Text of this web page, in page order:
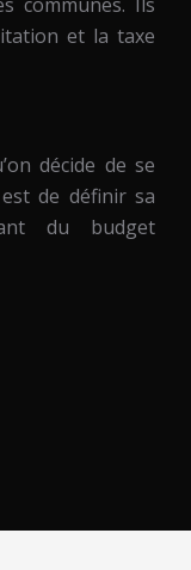
et la taxe
décide de se
de définir sa
du budget